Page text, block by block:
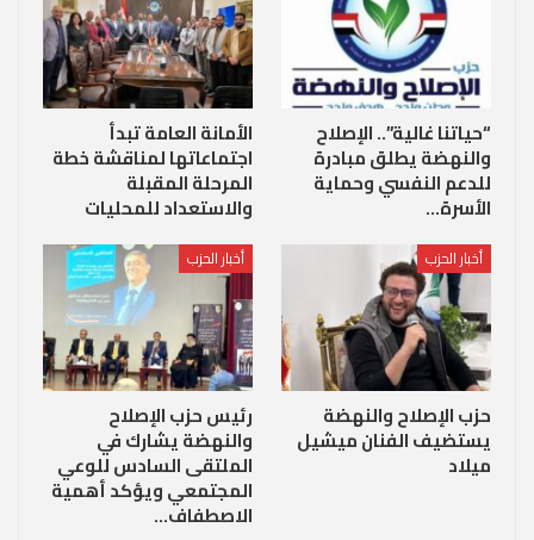
“حياتنا غالية”.. الإصلاح
والنهضة يطلق مبادرة
للدعم النفسي وحماية
الأسرة…
الأمانة العامة تبدأ
اجتماعاتها لمناقشة خطة
المرحلة المقبلة
والاستعداد للمحليات
أخبار الحزب
حزب الإصلاح والنهضة
يستضيف الفنان ميشيل
ميلاد
أخبار الحزب
رئيس حزب الإصلاح
والنهضة يشارك في
الملتقى السادس للوعي
المجتمعي ويؤكد أهمية
الاصطفاف…